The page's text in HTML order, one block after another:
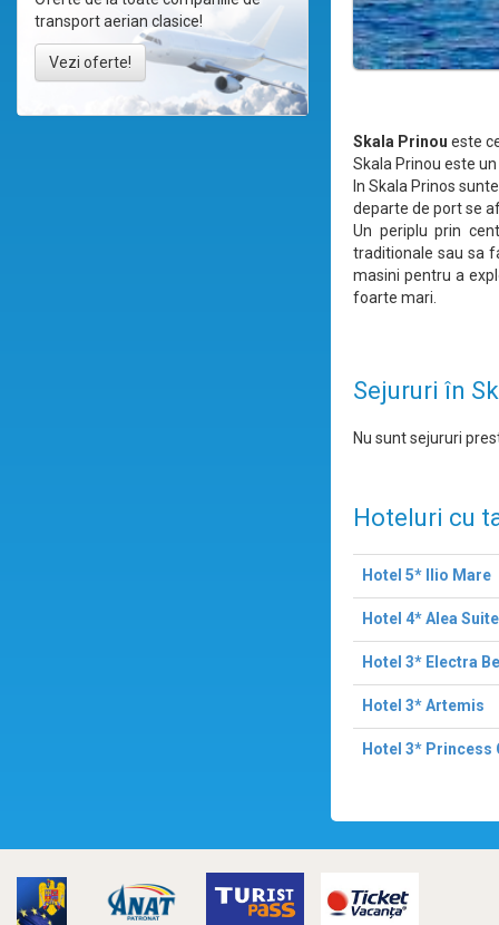
transport aerian clasice!
Vezi oferte!
Skala Prinou este
Skala Prinou este
In Skala Prinos
departe de port se
Un periplu prin
traditionale sau sa
masini pentru a
foarte mari.
Sejururi în
Nu sunt sejururi
Hoteluri cu
Hotel 5* Ilio Mare
Hotel 4* Alea
Hotel 3* Electra
Hotel 3* Artemis
Hotel 3* Princess